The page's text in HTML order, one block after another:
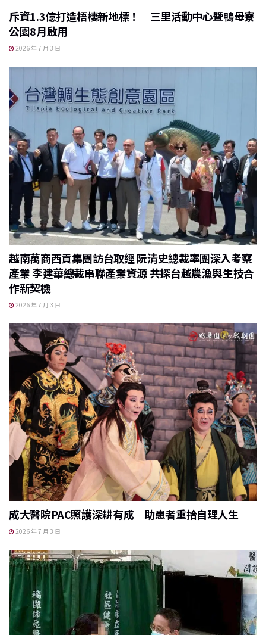
斥資1.3億打造梧棲新地標！ 三里活動中心暨鴨母寮
公園8月啟用
2026 年 7 月 3 日
越南萬商西貢集團訪台取經 阮清史總裁率團深入考察
產業 李建華總裁串聯產業資源 共探台越農漁與生技合
作新契機
2026 年 7 月 3 日
成大醫院PAC照護深耕有成 助患者重拾自理人生
2026 年 7 月 3 日